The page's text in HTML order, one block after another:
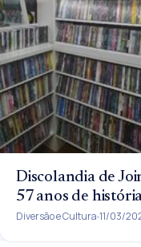
Discolandia de
57 anos de
Diversão e Cultura 11/03/